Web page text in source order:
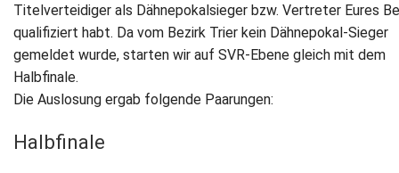
Fotos
Service
Newsletter
Kontakt
Titelverteidiger als Dähnepokalsieger bzw. Vertreter Eures
qualifiziert habt. Da vom Bezirk Trier kein Dähnepokal-Sieger
gemeldet wurde, starten wir auf SVR-Ebene gleich mit dem
Halbfinale.
Die Auslosung ergab folgende Paarungen:
Halbfinale